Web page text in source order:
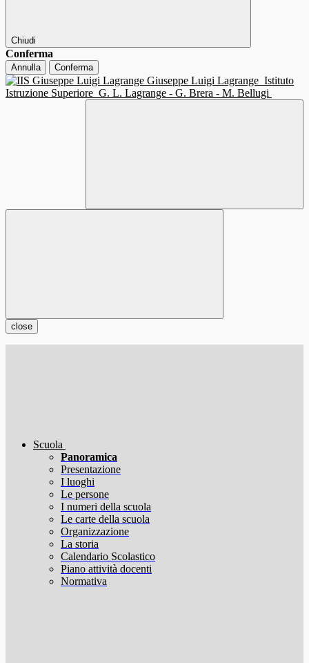
Chiudi
Conferma
Annulla Conferma
Giuseppe Luigi Lagrange Istituto
Istruzione Superiore G. L. Lagrange - G. Brera - M. Bellugi
close
Scuola
Panoramica
Presentazione
I luoghi
Le persone
I numeri della scuola
Le carte della scuola
Organizzazione
La storia
Calendario Scolastico
Piano attività docenti
Normativa